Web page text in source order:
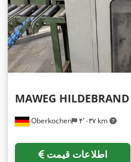
Oberkochen ۴٬۰۳۷ km
MAWEG HILDEBRAND
اطلاعات قیمت